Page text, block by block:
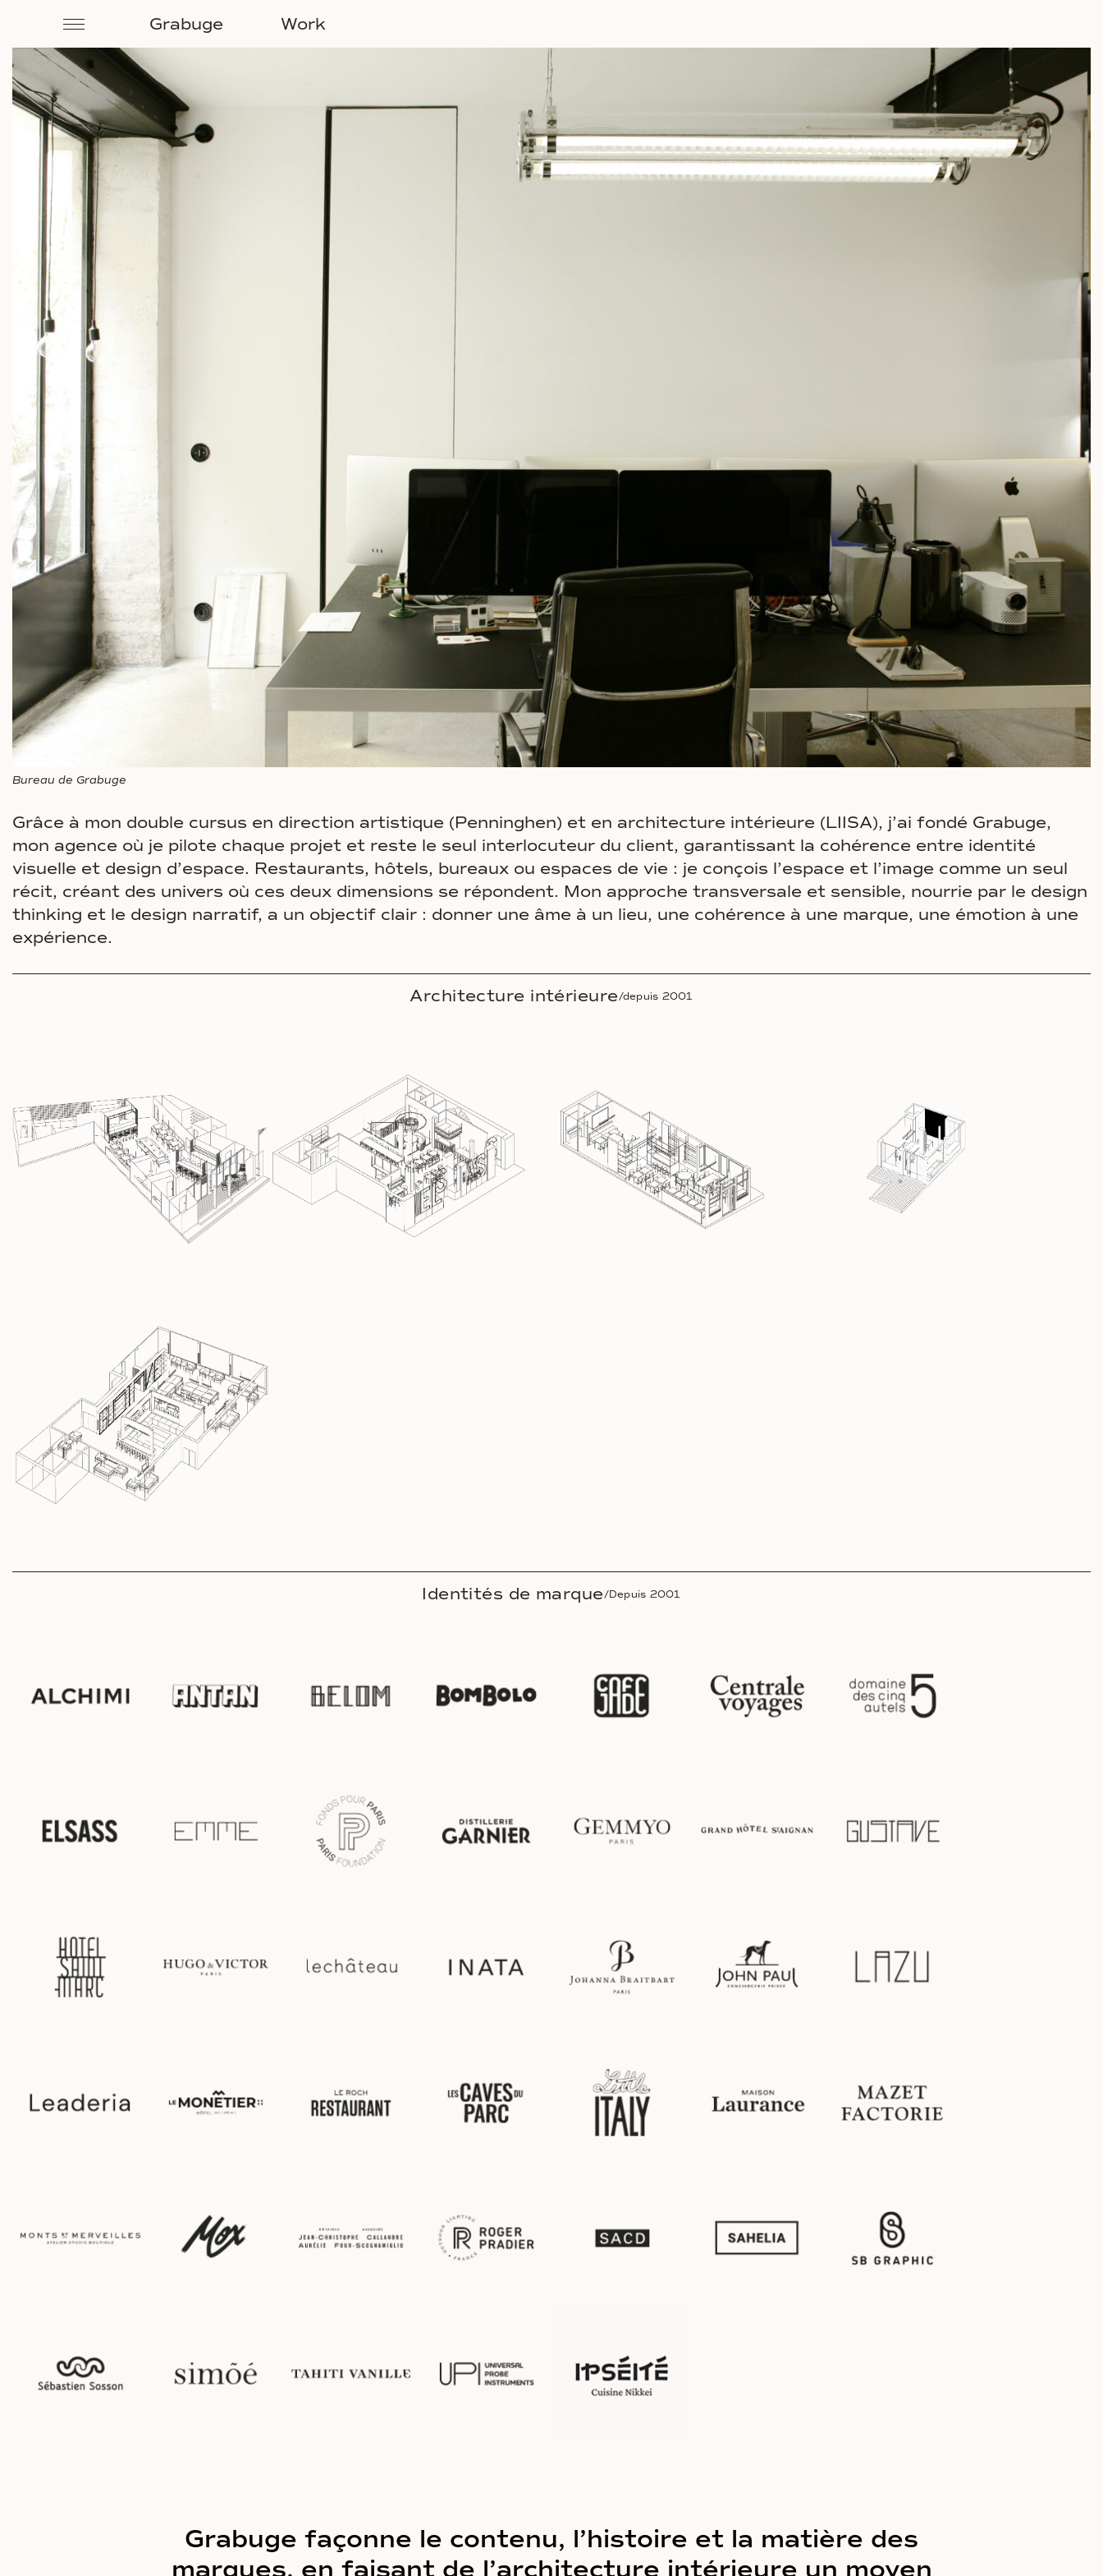
Grabuge Work
Bureau de Grabuge
Grâce à mon double cursus en direction artistique (Penninghen) et en architecture intérieure (LIISA), j’ai fondé Grabuge,
mon agence où je pilote chaque projet et reste le seul interlocuteur du client, garantissant la cohérence entre identité
visuelle et design d’espace. Restaurants, hôtels, bureaux ou espaces de vie : je conçois l’espace et l’image comme un seul
récit, créant des univers où ces deux dimensions se répondent. Mon approche transversale et sensible, nourrie par le design
thinking et le design narratif, a un objectif clair : donner une âme à un lieu, une cohérence à une marque, une émotion à une
expérience.
Architecture intérieure/depuis 2001
Identités de marque/Depuis 2001
Grabuge façonne le contenu, l’histoire et la matière des
marques, en faisant de l’architecture intérieure un moyen